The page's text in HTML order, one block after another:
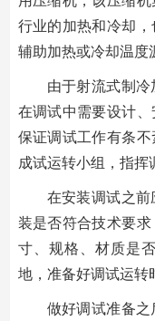
行业的加热和冷却
辅助加热或冷却温度
由于射流式制
在调试中需要设计
保证调试工作有条
成试运转小组，指挥
在安装调试之
装是否符合技术要
寸、规格、材质是
地，准备好调试运转
做好调试准备